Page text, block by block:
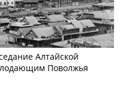
Алтайской
Поволжья